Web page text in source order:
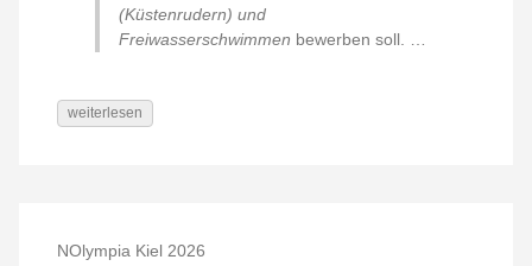
(Küstenrudern) und
Freiwasserschwimmen bewerben soll. …
weiterlesen
NOlympia Kiel 2026